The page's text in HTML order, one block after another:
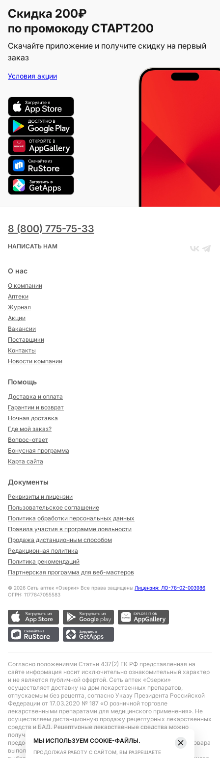
Скидка 200₽
по промокоду СТАРТ200
Скачайте приложение и получите скидку на первый
заказ
Условия акции
8 (800) 775-75-33
НАПИСАТЬ НАМ
О нас
О компании
Аптеки
Журнал
Акции
Вакансии
Поставщики
Контакты
Новости компании
Помощь
Доставка и оплата
Гарантии и возврат
Ночная доставка
Где мой заказ?
Вопрос-ответ
Бонусная программа
Карта сайта
Документы
Реквизиты и лицензии
Пользовательское соглашение
Политика обработки персональных данных
Правила участия в программе лояльности
Продажа дистанционным способом
Редакционная политика
Политика рекомендаций
Партнерская программа для веб-мастеров
© 2026 Сеть аптек «Озерки» Все права защищены Лицензия: ЛО-78-02-003986,
ОГРН: 1177847055583
Согласно положениями Статьи 437(2) ГК РФ представленная на
сайте информация носит исключительно ознакомительный характер
и не является публичной офертой. Сеть аптек «Озерки»
осуществляет доставку на дом лекарственных препаратов,
отпускаемым без рецепта, согласно Указу Президента Российской
Федерации от 17.03.2020 № 187 «О розничной торговле
лекарственными препаратами для медицинского применения». Не
осуществляем дистанционную продажу рецептурных лекарственных
средств и БАД. Рецептурные лекарственные средства можно
получить только при помощи самовывоза в аптеке при
предоставлении рецепта, выписанного врачом. Бронирование товара
выполняется при условиях последующего выкупа заказа в
МЫ ИСПОЛЬЗУЕМ COOKIE-ФАЙЛЫ.
ПРОДОЛЖАЯ РАБОТУ С САЙТОМ, ВЫ РАЗРЕШАЕТЕ